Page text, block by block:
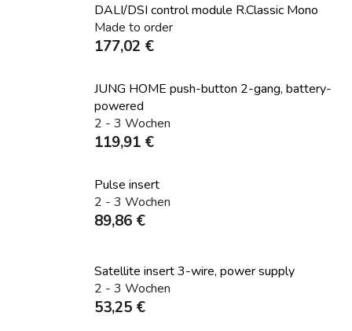
DALI/DSI control module R.Classic Mono
Made to order
177,02 €
JUNG HOME push-button 2-gang, battery-
powered
2 - 3 Wochen
119,91 €
Pulse insert
2 - 3 Wochen
89,86 €
Satellite insert 3-wire, power supply
2 - 3 Wochen
53,25 €